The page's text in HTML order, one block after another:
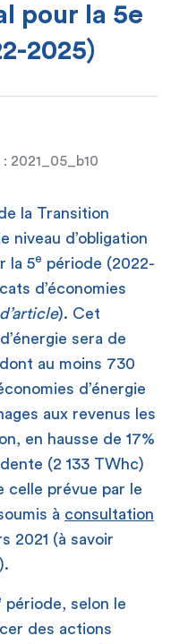
pour la 5e
2025)
: 2021_05_b10
la Transition
le niveau d’obligation
la 5e période (2022-
d’économies
). Cet
sera de
au moins 730
d’énergie
aux revenus les
en hausse de 17%
(2 133 TWhc)
celle prévue par le
à consultation
2021 (à savoir
période, selon le
des actions